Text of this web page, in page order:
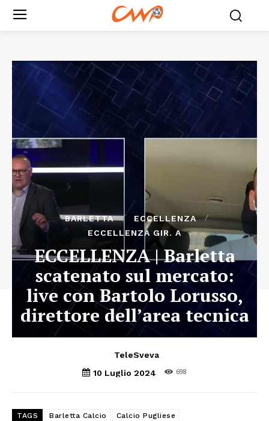
BARLETTA
ECCELLENZA
ECCELLENZA GIR. A
ECCELLENZA | Barletta
scatenato sul mercato:
live con Bartolo Lorusso,
direttore dell’area tecnica
TeleSveva
10 Luglio 2024
698
TAGS Barletta Calcio
Calcio Pugliese